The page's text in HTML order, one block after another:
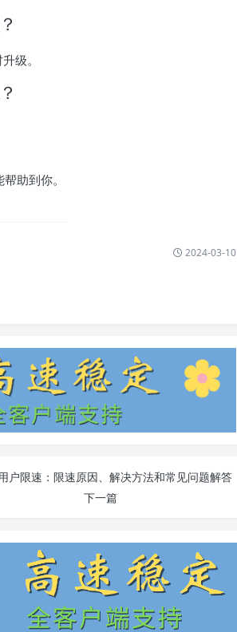
级。
助到你。
2024-03-10
户限速：限速原因、解决方法和常见问题解答
下一篇